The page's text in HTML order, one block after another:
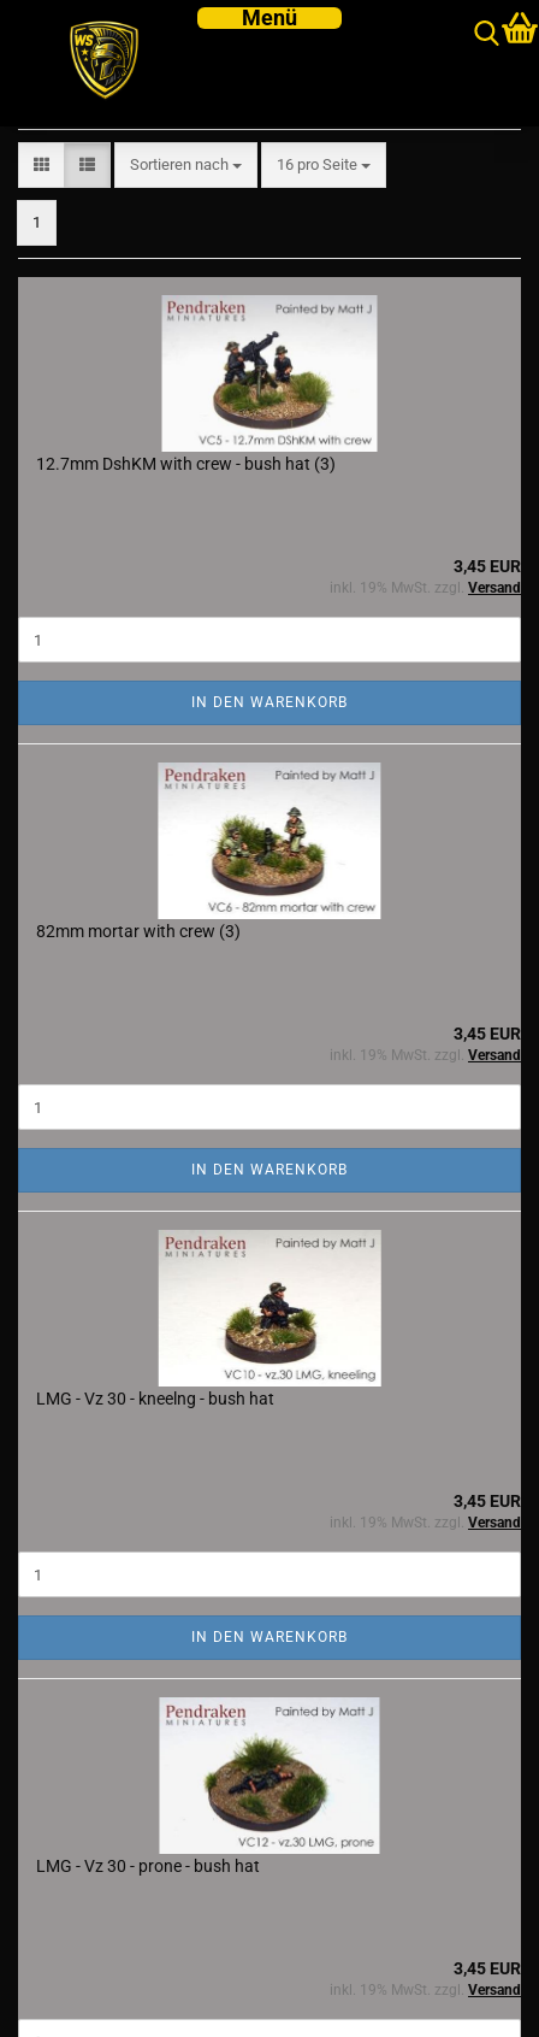
NVA/VC
Sortieren nach
Sortieren nach 16 pro Seite
pro Seite
1
12.7mm DshKM with crew - bush hat (3)
3,45 EUR
inkl. 19% MwSt. zzgl. Versand
IN DEN WARENKORB
82mm mortar with crew (3)
3,45 EUR
inkl. 19% MwSt. zzgl. Versand
IN DEN WARENKORB
LMG - Vz 30 - kneelng - bush hat
3,45 EUR
inkl. 19% MwSt. zzgl. Versand
IN DEN WARENKORB
LMG - Vz 30 - prone - bush hat
3,45 EUR
inkl. 19% MwSt. zzgl. Versand